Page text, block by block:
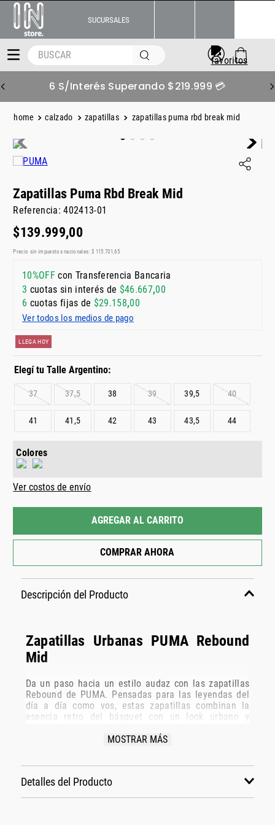
SUCURSALES
BUSCAR
6 S/Interés Superando $219.999 💳
calzado zapatillas zapatillas puma rbd break mid
Zapatillas Puma Rbd Break Mid
Referencia:402413-01
$139.999,00
Precio sin impuestos nacionales: $ 115 701 ,65
10%OFFcon Transferencia Bancaria
3 cuotas sin interés de $46.667,00
6 cuotas fijas de $29.158,00
Ver todos los medios de pago
LLEGA HOY
37 37,5 38 39 39,5 40
41 41,5 42 43 43,5 44
Colores
Ver costos de envío
AGREGAR AL CARRITO
COMPRAR AHORA
Descripción del Producto
Zapatillas Urbanas PUMA Rebound
Mid
Da un paso hacia un estilo audaz con las zapatillas
Rebound de PUMA. Pensadas para las leyendas del
día a día como vos, estas zapatillas combinan la
esencia retro del básquet con un look urbano y
cómoda y acolchada, diseñada con un talón extra
MOSTRAR MÁS
Detalles del Producto